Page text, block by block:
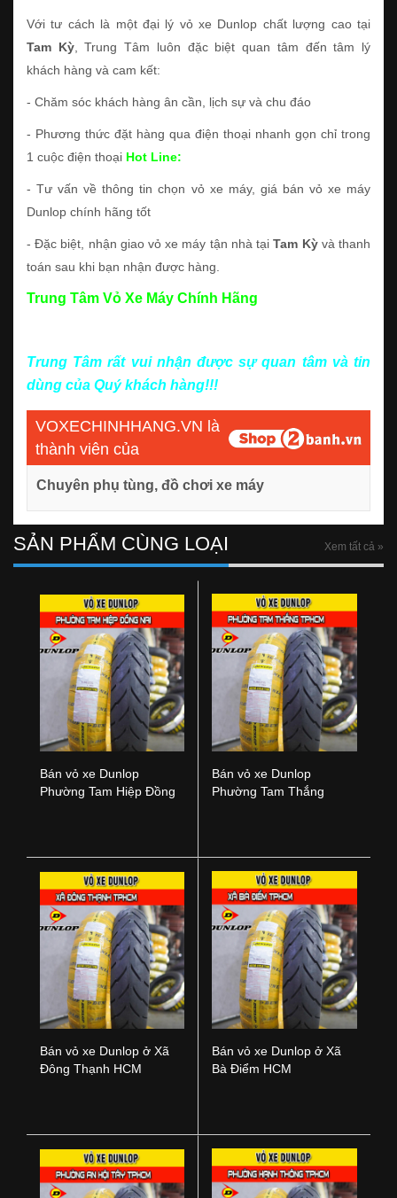
Với tư cách là một đại lý vỏ xe Dunlop chất lượng cao tại
Tam Kỳ, Trung Tâm luôn đặc biệt quan tâm đến tâm lý
khách hàng và cam kết:
- Chăm sóc khách hàng ân cần, lịch sự và chu đáo
- Phương thức đặt hàng qua điện thoại nhanh gọn chỉ trong
1 cuộc điện thoại Hot Line:
- Tư vấn về thông tin chọn vỏ xe máy, giá bán vỏ xe máy
Dunlop chính hãng tốt
- Đặc biệt, nhận giao vỏ xe máy tận nhà tạiTam Kỳvà thanh
toán sau khi bạn nhận được hàng.
Trung Tâm Vỏ Xe Máy Chính Hãng
Trung Tâm rất vui nhận được sự quan tâm và tin
dùng của Quý khách hàng!!!
VOXECHINHHANG.VN là
thành viên của
Chuyên phụ tùng, đồ chơi xe máy
SẢN PHẨM CÙNG LOẠI Xem tất cả »
Bán vỏ xe Dunlop
Phường Tam Hiệp Đồng
Bán vỏ xe Dunlop
Phường Tam Thắng
Bán vỏ xe Dunlop ở Xã
Đông Thạnh HCM
Bán vỏ xe Dunlop ở Xã
Bà Điểm HCM